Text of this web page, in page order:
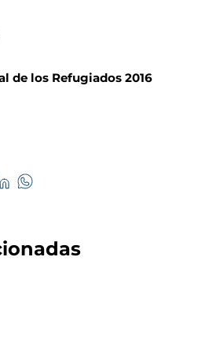
de los Refugiados 2016